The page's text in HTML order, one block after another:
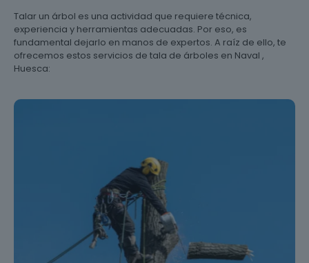
Talar un árbol es una actividad que requiere técnica,
experiencia y herramientas adecuadas. Por eso, es
fundamental dejarlo en manos de expertos. A raíz de ello, te
ofrecemos estos servicios de tala de árboles en Naval ,
Huesca: